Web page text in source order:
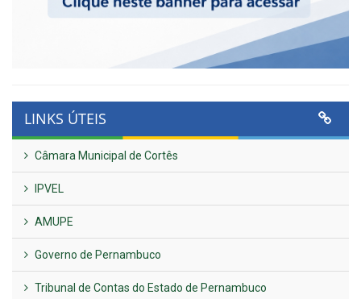
LINKS ÚTEIS
Câmara Municipal de Cortês
IPVEL
AMUPE
Governo de Pernambuco
Tribunal de Contas do Estado de Pernambuco